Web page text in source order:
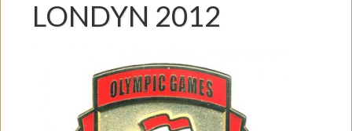
LONDYN 2012